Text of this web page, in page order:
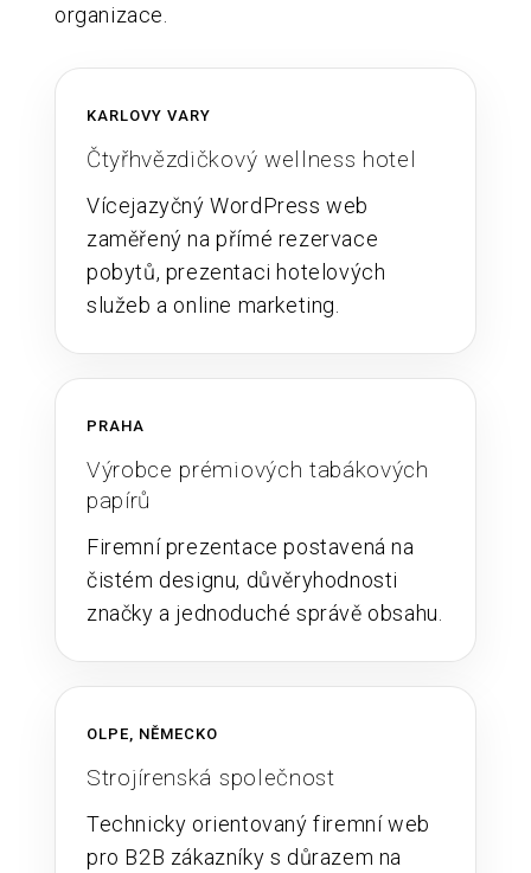
organizace.
KARLOVY VARY
Čtyřhvězdičkový wellness hotel
Vícejazyčný WordPress web
zaměřený na přímé rezervace
pobytů, prezentaci hotelových
služeb a online marketing.
PRAHA
Výrobce prémiových tabákových
papírů
Firemní prezentace postavená na
čistém designu, důvěryhodnosti
značky a jednoduché správě obsahu.
OLPE, NĚMECKO
Strojírenská společnost
Technicky orientovaný firemní web
pro B2B zákazníky s důrazem na